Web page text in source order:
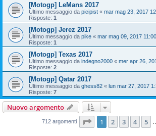
[Motogp] LeMans 2017
Ultimo messaggio da picipist « mar mag 23, 2017
Risposte: 1
[Motogp] Jerez 2017
Ultimo messaggio da pike « mar mag 09, 2017
Risposte: 1
[Motogp] Texas 2017
Ultimo messaggio da indegno2000 « mer apr 26,
Risposte: 2
[Motogp] Qatar 2017
Ultimo messaggio da ghess82 « lun mar 27, 2017
Risposte: 7
Nuovo argomento
712 argomenti Pagina di 29
1 2 3 4 5